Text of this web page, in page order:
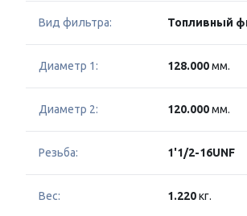
Вид фильтра: Топливный
Диаметр 1: 128.000мм.
Диаметр 2: 120.000мм.
Резьба: 1'1/2-16UNF
Вес: 1.220кг.